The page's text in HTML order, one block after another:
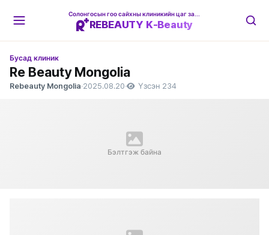
REBEAUTY K-Beauty
Бусад клиник
Re Beauty Mongolia
Rebeauty Mongolia·2025.08.20· Үзсэн 234
Бэлтгэж байна